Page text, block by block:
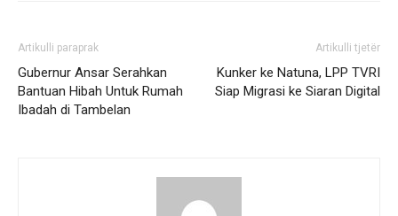
Artikulli paraprak
Gubernur Ansar Serahkan
Bantuan Hibah Untuk Rumah
Ibadah di Tambelan
Artikulli tjetër
Kunker ke Natuna, LPP TVRI
Siap Migrasi ke Siaran Digital